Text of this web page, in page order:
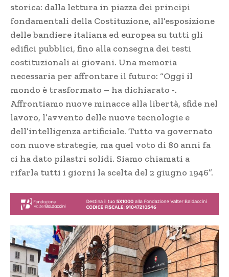
storica: dalla lettura in piazza dei principi
fondamentali della Costituzione, all’esposizione
delle bandiere italiana ed europea su tutti gli
edifici pubblici, fino alla consegna dei testi
costituzionali ai giovani. Una memoria
necessaria per affrontare il futuro: “Oggi il
mondo è trasformato – ha dichiarato -.
Affrontiamo nuove minacce alla libertà, sfide nel
lavoro, l’avvento delle nuove tecnologie e
dell’intelligenza artificiale. Tutto va governato
con nuove strategie, ma quel voto di 80 anni fa
ci ha dato pilastri solidi. Siamo chiamati a
rifarla tutti i giorni la scelta del 2 giugno 1946”.